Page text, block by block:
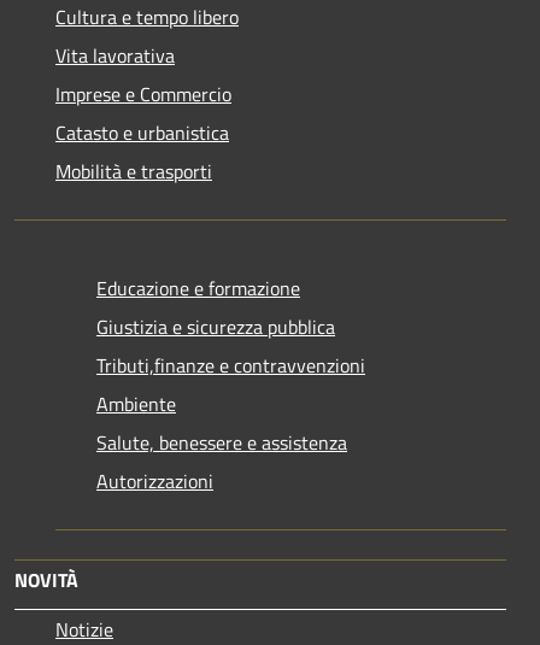
Cultura e tempo libero
Vita lavorativa
Imprese e Commercio
Catasto e urbanistica
Mobilità e trasporti
Educazione e formazione
Giustizia e sicurezza pubblica
Tributi,finanze e contravvenzioni
Ambiente
Salute, benessere e assistenza
Autorizzazioni
NOVITÀ
Notizie